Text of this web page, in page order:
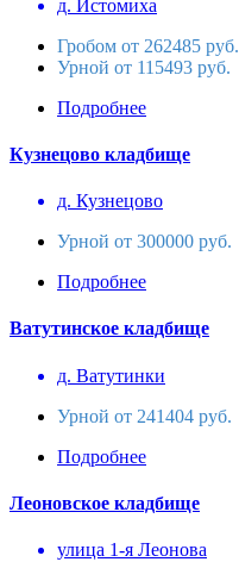
д. Истомиха
Гробом от 262485 руб.
Урной от 115493 руб.
Подробнее
Кузнецово кладбище
д. Кузнецово
Урной от 300000 руб.
Подробнее
Ватутинское кладбище
д. Ватутинки
Урной от 241404 руб.
Подробнее
Леоновское кладбище
улица 1-я Леонова